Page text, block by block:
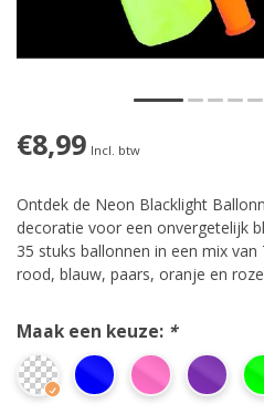
€8,99 Incl. btw
Ontdek de Neon Blacklight
decoratie voor een onvergetelijk
35 stuks ballonnen in een mix
rood, blauw, paars, oranje en
Maak een keuze: *